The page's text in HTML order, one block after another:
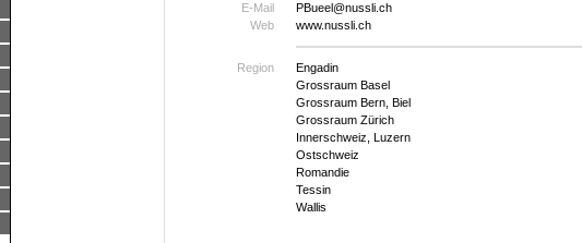
E-Mail
PBueel@nussli.ch
Web
www.nussli.ch
Region
Engadin
Grossraum Basel
Grossraum Bern, Biel
Grossraum Zürich
Innerschweiz, Luzern
Ostschweiz
Romandie
Tessin
Wallis